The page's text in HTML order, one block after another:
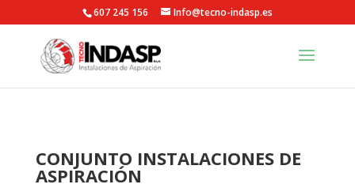
607 245 156 Info@tecno-indasp.es
CONJUNTO INSTALACIONES DE
ASPIRACIÓN